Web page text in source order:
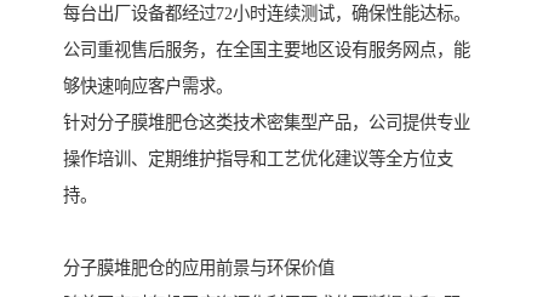
每台出厂设备都经过72小时连续测试，确保性能达标。
公司重视售后服务，在全国主要地区设有服务网点，能
够快速响应客户需求。
针对分子膜堆肥仓这类技术密集型产品，公司提供专业
操作培训、定期维护指导和工艺优化建议等全方位支
持。
分子膜堆肥仓的应用前景与环保价值